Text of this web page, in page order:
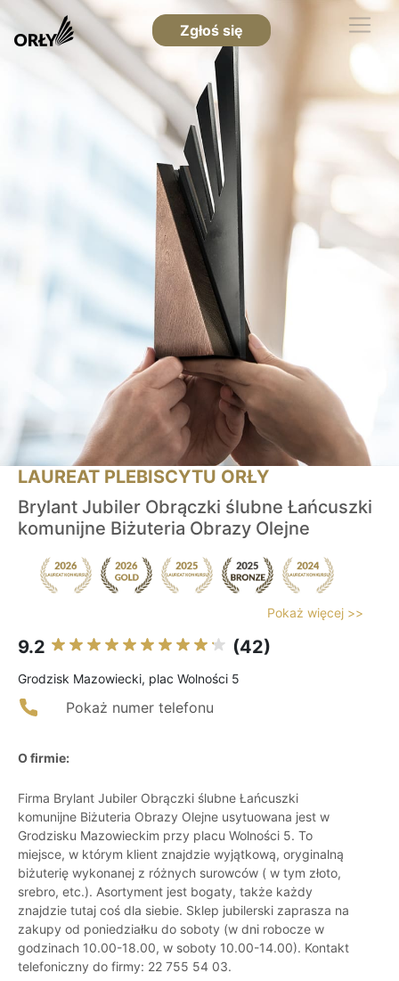
Zgłoś się
LAUREAT PLEBISCYTU ORŁY
Brylant Jubiler Obrączki ślubne Łańcuszki
komunijne Biżuteria Obrazy Olejne
Pokaż więcej >>
9.2 (42)
Grodzisk Mazowiecki, plac Wolności 5
Pokaż numer telefonu
O firmie:
Firma Brylant Jubiler Obrączki ślubne Łańcuszki
komunijne Biżuteria Obrazy Olejne usytuowana jest w
Grodzisku Mazowieckim przy placu Wolności 5. To
miejsce, w którym klient znajdzie wyjątkową, oryginalną
biżuterię wykonanej z różnych surowców ( w tym złoto,
srebro, etc.). Asortyment jest bogaty, także każdy
znajdzie tutaj coś dla siebie. Sklep jubilerski zaprasza na
zakupy od poniedziałku do soboty (w dni robocze w
godzinach 10.00-18.00, w soboty 10.00-14.00). Kontakt
telefoniczny do firmy: 22 755 54 03.